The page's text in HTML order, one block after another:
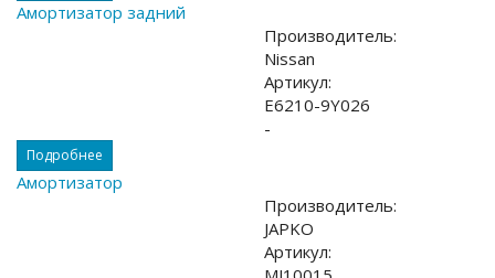
Амортизатор задний
Производитель:
Nissan
Артикул:
E6210-9Y026
-
Подробнее
Амортизатор
Производитель:
JAPKO
Артикул: